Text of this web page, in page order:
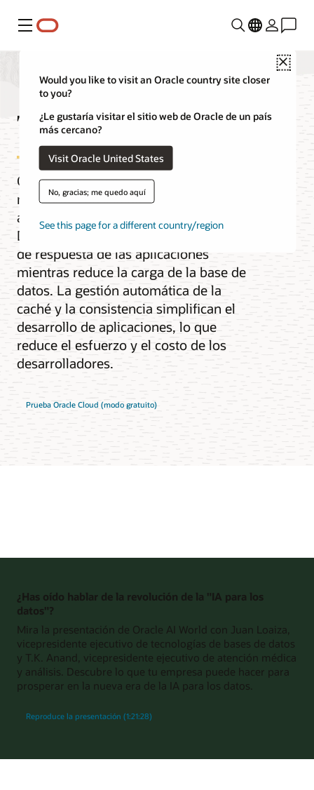
Menú
Close
Would you like to visit an Oracle country site closer
to you?
¿Le gustaría visitar el sitio web de Oracle de un país
más cercano?
Visit Oracle United States
No, gracias; me quedo aquí
See this page for a different country/region
True Cache
Oracle True Cache es una caché SQL en
memoria, consistente y gestionada
automáticamente para Oracle AI
Database. True Cache mejora el tiempo
de respuesta de las aplicaciones
mientras reduce la carga de la base de
datos. La gestión automática de la
caché y la consistencia simplifican el
desarrollo de aplicaciones, lo que
reduce el esfuerzo y el costo de los
desarrolladores.
Prueba Oracle Cloud (modo gratuito)
¿Has oído hablar de la revolución de la "IA para los
datos"?
Mira la presentación de Oracle AI World con Juan Loaiza,
vicepresidente ejecutivo de tecnologías de bases de datos
y T.K. Anand, vicepresidente ejecutivo de atención médica
y análisis. Descubre lo que tu empresa puede hacer para
prosperar en la nueva era de la IA para los datos.
Reproduce la presentación (1:21:28)